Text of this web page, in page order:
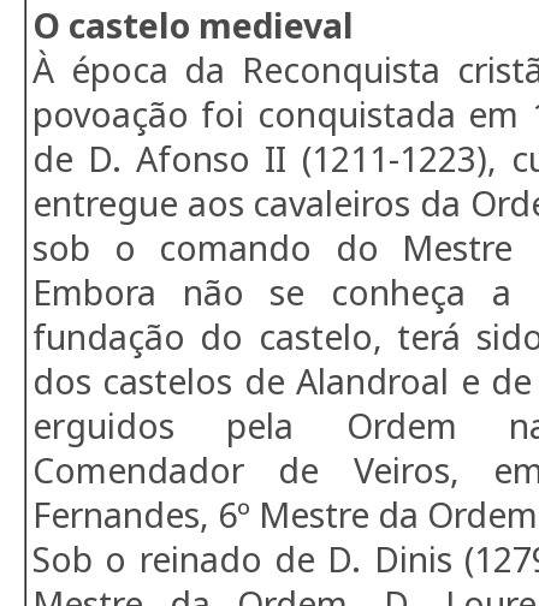
O castelo medieval
À época da Reconquista
povoação foi conquistada em
de D. Afonso II (1211-1223),
entregue aos cavaleiros da
sob o comando do Mestre
Embora não se conheça a
fundação do castelo, terá
dos castelos de Alandroal e
erguidos pela Ordem
Comendador de Veiros,
Fernandes, 6º Mestre da
Sob o reinado de D. Dinis